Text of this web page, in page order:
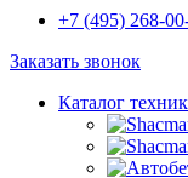
+7 (495) 268-
Заказать звонок
Каталог